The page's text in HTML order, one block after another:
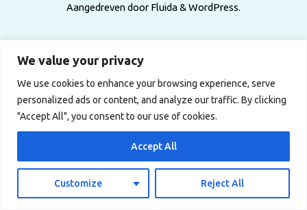
We value your privacy
We use cookies to enhance your browsing experience, serve
personalized ads or content, and analyze our traffic. By clicking
"Accept All", you consent to our use of cookies.
Customize Reject All
Accept All
Aangedreven door Fluida& WordPress.